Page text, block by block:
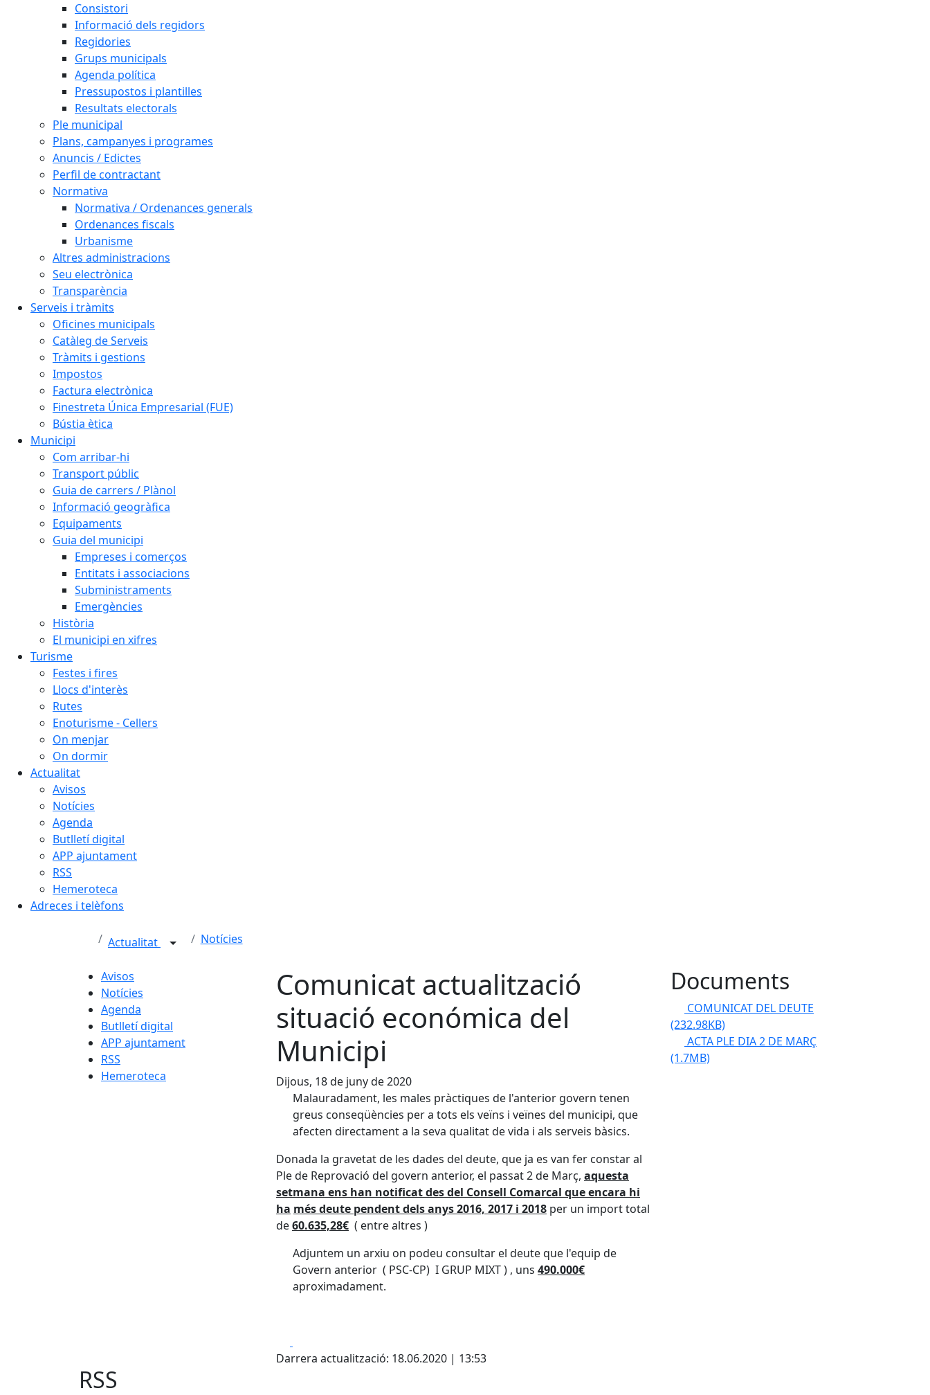
Consistori
Informació dels regidors
Regidories
Grups municipals
Agenda política
Pressupostos i plantilles
Resultats electorals
Ple municipal
Plans, campanyes i programes
Anuncis / Edictes
Perfil de contractant
Normativa
Normativa / Ordenances generals
Ordenances fiscals
Urbanisme
Altres administracions
Seu electrònica
Transparència
Serveis i tràmits
Oficines municipals
Catàleg de Serveis
Tràmits i gestions
Impostos
Factura electrònica
Finestreta Única Empresarial (FUE)
Bústia ètica
Municipi
Com arribar-hi
Transport públic
Guia de carrers / Plànol
Informació geogràfica
Equipaments
Guia del municipi
Empreses i comerços
Entitats i associacions
Subministraments
Emergències
Història
El municipi en xifres
Turisme
Festes i fires
Llocs d'interès
Rutes
Enoturisme - Cellers
On menjar
On dormir
Actualitat
Avisos
Notícies
Agenda
Butlletí digital
APP ajuntament
RSS
Hemeroteca
Adreces i telèfons
Actualitat Notícies
Avisos
Notícies
Agenda
Butlletí digital
APP ajuntament
RSS
Hemeroteca
Comunicat actualització
situació económica del
Municipi
Dijous, 18 de juny de 2020
Malauradament, les males pràctiques de l'anterior govern tenen
greus conseqüències per a tots els veïns i veïnes del municipi, que
afecten directament a la seva qualitat de vida i als serveis bàsics.
Donada la gravetat de les dades del deute, que ja es van fer constar al
Ple de Reprovació del govern anterior, el passat 2 de Març, aquesta
setmana ens han notificat des del Consell Comarcal que encara hi
ha més deute pendent dels anys 2016, 2017 i 2018 per un import total
de60.635,28€ ( entre altres )
Adjuntem un arxiu on podeu consultar el deute que l'equip de
Govern anterior ( PSC-CP) I GRUP MIXT ) , uns 490.000€
aproximadament.
Darrera actualització: 18.06.2020 | 13:53
Documents
COMUNICAT DEL DEUTE
(232.98KB)
ACTA PLE DIA 2 DE MARÇ
(1.7MB)
RSS